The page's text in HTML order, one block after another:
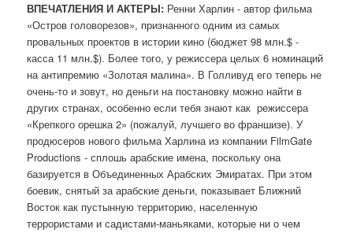
ВПЕЧАТЛЕНИЯ И АКТЕРЫ: Ренни Харлин - автор фильма
«Остров головорезов», признанного одним из самых
провальных проектов в истории кино (бюджет 98 млн.$ -
касса 11 млн.$). Более того, у режиссера целых 6 номинаций
на антипремию «Золотая малина». В Голливуд его теперь не
очень-то и зовут, но деньги на постановку можно найти в
других странах, особенно если тебя знают как режиссера
«Крепкого орешка 2» (пожалуй, лучшего во франшизе). У
продюсеров нового фильма Харлина из компании FilmGate
Productions - сплошь арабские имена, поскольку она
базируется в Объединенных Арабских Эмиратах. При этом
боевик, снятый за арабские деньги, показывает Ближний
Восток как пустынную территорию, населенную
террористами и садистами-маньяками, которые ни о чем